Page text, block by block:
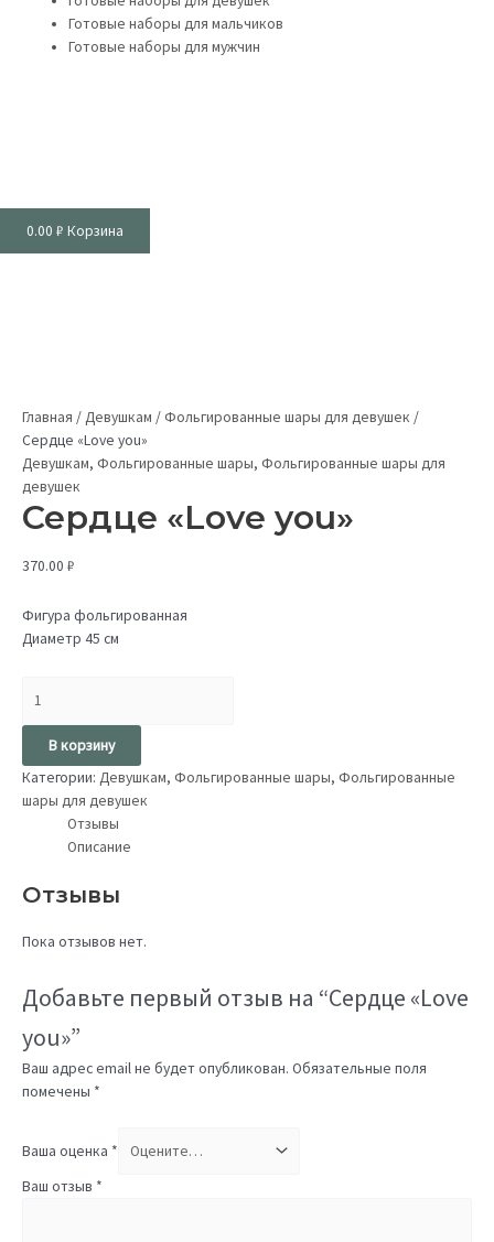
Готовые наборы для мальчиков
Готовые наборы для мужчин
0.00 ₽ Корзина
Главная /Девушкам /Фольгированные шары для девушек /
Сердце «Love you»
Девушкам, Фольгированные шары, Фольгированные шары для
девушек
Сердце «Love you»
370.00 ₽
Фигура фольгированная
Диаметр 45 см
В корзину
Категории: Девушкам, Фольгированные шары, Фольгированные
шары для девушек
Отзывы
Описание
Отзывы
Пока отзывов нет.
Добавьте первый отзыв на “Сердце «Love
you»”
Ваш адрес email не будет опубликован. Обязательные поля
помечены *
Ваша оценка *
Ваш отзыв *